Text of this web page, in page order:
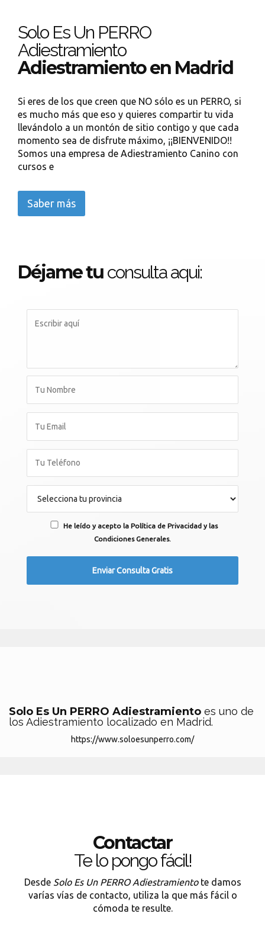
Solo Es Un PERRO
Adiestramiento
Adiestramiento en Madrid
Si eres de los que creen que NO sólo es un PERRO, si
es mucho más que eso y quieres compartir tu vida
llevándolo a un montón de sitio contigo y que cada
momento sea de disfrute máximo, ¡¡BIENVENIDO!!
Somos una empresa de Adiestramiento Canino con
cursos e
Saber más
Déjame tu consulta aqui:
He leído y acepto la Política de Privacidad y las
Condiciones Generales.
Solo Es Un PERRO Adiestramiento es uno de
los Adiestramiento localizado en Madrid.
https://www.soloesunperro.com/
Contactar
Te lo pongo fácil!
Desde Solo Es Un PERRO Adiestramientote damos
varías vías de contacto, utiliza la que más fácil o
cómoda te resulte.